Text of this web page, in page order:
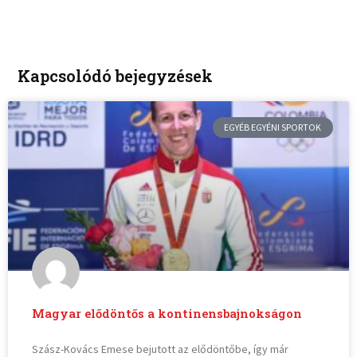
Kapcsolódó bejegyzések
EGYÉB EGYÉNI SPORTOK
Magyar elődöntős a kontinensbajnokságon
Szász-Kovács Emese bejutott az elődöntőbe, így már